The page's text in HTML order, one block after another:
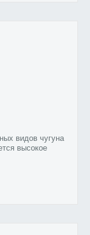
видов чугуна
высокое